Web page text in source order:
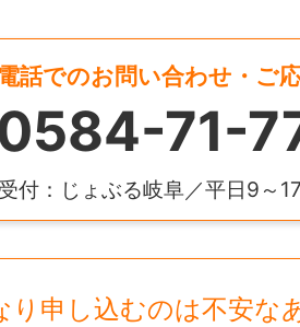
電話でのお問い合わせ・ご
71-
受付：じょぶる岐阜／平日9～
り申し込むのは不安な